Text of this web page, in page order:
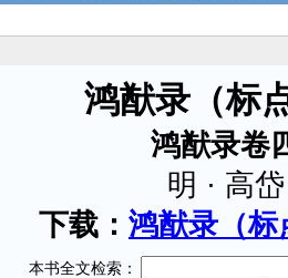
鸿猷录（标
鸿猷录卷
明 · 高岱
下载： 鸿猷录（
本书全文检索：